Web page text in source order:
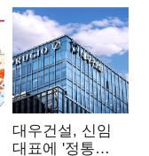
대우건설, 신임
대표에 '정통